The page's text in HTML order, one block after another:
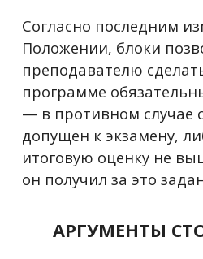
Согласно последним
Положении, блоки
преподавателю
программе
— в противном случае
допущен к экзамену,
итоговую оценку не
он получил за это
АРГУМЕНТЫ